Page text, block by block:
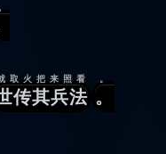
，
传其兵法
取火把来照看
。
。